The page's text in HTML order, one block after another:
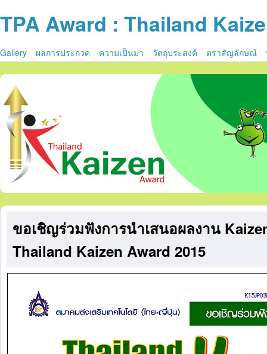
TPA Award : Thailand
Gallery ผลการประกวด ความเป็นมา วัตถุประสงค์ ตราสัญลักษณ์
ขอเชิญร่วมฟังการนำเสนอผลงาน
Thailand Kaizen Award 2015